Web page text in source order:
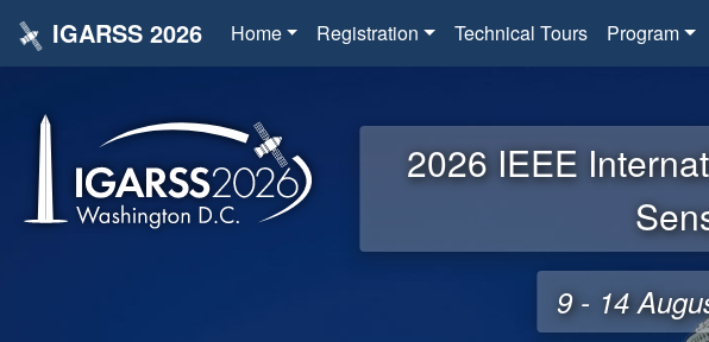
IGARSS 2026 Home Registration Technical Tours Program
2026 IEEE
9 - 14